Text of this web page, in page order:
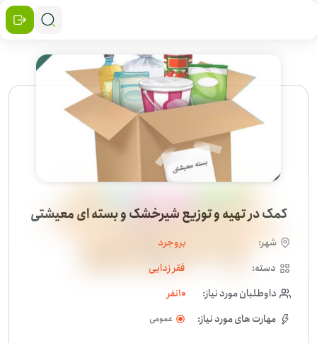
کمک در تهیه و توزیع شیرخشک و بسته ای معیشتی
شهر:
بروجرد
دسته:
فقر زدایی
داوطلبان مورد نیاز:
10نفر
مهارت های مورد نیاز:
عمومی